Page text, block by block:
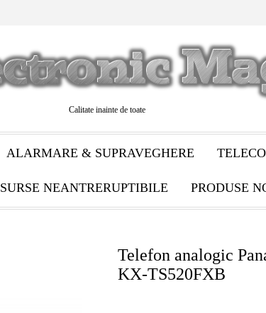
Calitate inainte de toate
ALARMARE & SUPRAVEGHERE
SURSE NEANTRERUPTIBILE PRODUSE
Telefon analogic
KX-TS520FXB